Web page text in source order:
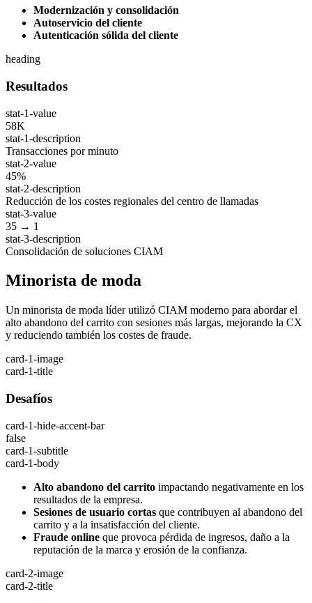
Modernización y consolidación
Autoservicio del cliente
Autenticación sólida del cliente
heading
Resultados
stat-1-value
58K
stat-1-description
Transacciones por minuto
stat-2-value
45%
stat-2-description
Reducción de los costes regionales del centro de llamadas
stat-3-value
35 → 1
stat-3-description
Consolidación de soluciones CIAM
Minorista de moda
Un minorista de moda líder utilizó CIAM moderno para abordar el
alto abandono del carrito con sesiones más largas, mejorando la CX
y reduciendo también los costes de fraude.
card-1-image
card-1-title
Desafíos
card-1-hide-accent-bar
false
card-1-subtitle
card-1-body
Alto abandono del carrito impactando negativamente en los
resultados de la empresa.
Sesiones de usuario cortas que contribuyen al abandono del
carrito y a la insatisfacción del cliente.
Fraude online que provoca pérdida de ingresos, daño a la
reputación de la marca y erosión de la confianza.
card-2-image
card-2-title